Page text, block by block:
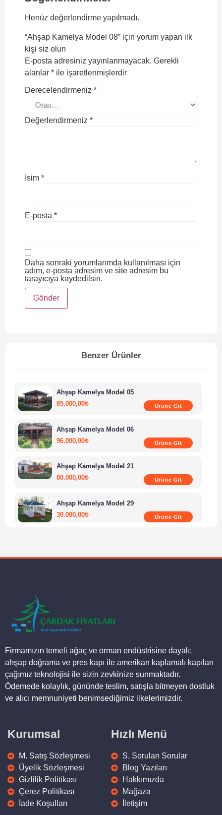
Henüz değerlendirme yapılmadı.
“Ahşap Kamelya Model 08” için yorum yapan ilk
kişi siz olun
E-posta adresiniz yayınlanmayacak. Gerekli
alanlar * ile işaretlenmişlerdir
Derecelendirmeniz *
Değerlendirmeniz *
İsim *
E-posta *
Daha sonraki yorumlarımda kullanılması için
adım, e-posta adresim ve site adresim bu
tarayıcıya kaydedilsin.
Benzer Ürünler
Ahşap Kamelya Model 05
85.000,00₺ Ürüne Git
Ahşap Kamelya Model 06
96.000,00₺ Ürüne Git
Ahşap Kamelya Model 21
80.000,00₺ Ürüne Git
Ahşap Kamelya Model 29
30.000,00₺ Ürüne Git
110.000,00₺
Firmamızın temeli ağaç ve orman endüstrisine dayalı;
ahşap doğrama ve pres kapı ile amerikan kaplamalı kapıları
çağımız teknolojisi ile sizin zevkinize sunmaktadır.
Ödemede kolaylık, gününde teslim, satışla bitmeyen dostluk
ve alıcı memnuniyeti benimsediğimiz ilkelerimizdir.
Kurumsal
M. Satış Sözleşmesi
Üyelik Sözleşmesi
Gizlilik Politikası
Çerez Politikası
İade Koşulları
Hızlı Menü
S. Sorulan Sorular
Blog Yazıları
Hakkımızda
Mağaza
İletişim